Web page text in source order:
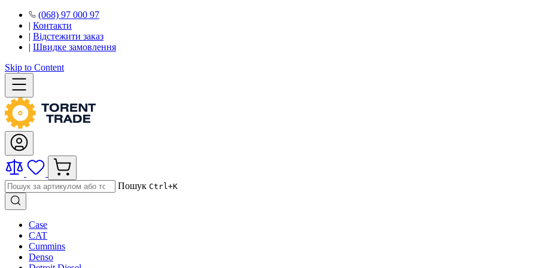
(068) 97 000 97
| Контакти
| Відстежити заказ
| Швидке замовлення
Skip to Content
Пошук Ctrl+K
Case
CAT
Cummins
Denso